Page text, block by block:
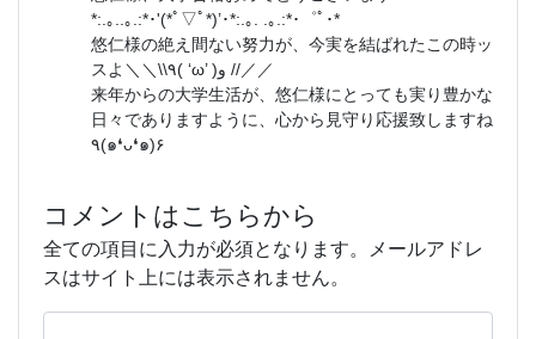
*:.｡..｡.:*･'(*ﾟ▽ﾟ*)’･*:.｡. .｡.:*･゜ﾟ･*
悠仁様の絶え間ない努力が、今実を結ばれたこの時ッ
スよ＼＼\\٩( ‘ω’ )و //／／
来年からの大学生活が、悠仁様にとっても実り豊かな
日々でありますように、心から見守り応援致しますね
٩(๑❛ᴗ❛๑)۶
コメントはこちらから
全ての項目に入力が必須となります。メールアドレ
スはサイト上には表示されません。